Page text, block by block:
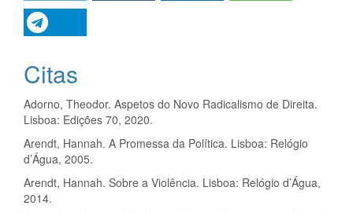
Citas
Adorno, Theodor. Aspetos do Novo Radicalismo de Direita.
Lisboa: Edições 70, 2020.
Arendt, Hannah. A Promessa da Política. Lisboa: Relógio
d’Água, 2005.
Arendt, Hannah. Sobre a Violência. Lisboa: Relógio d’Água,
2014.